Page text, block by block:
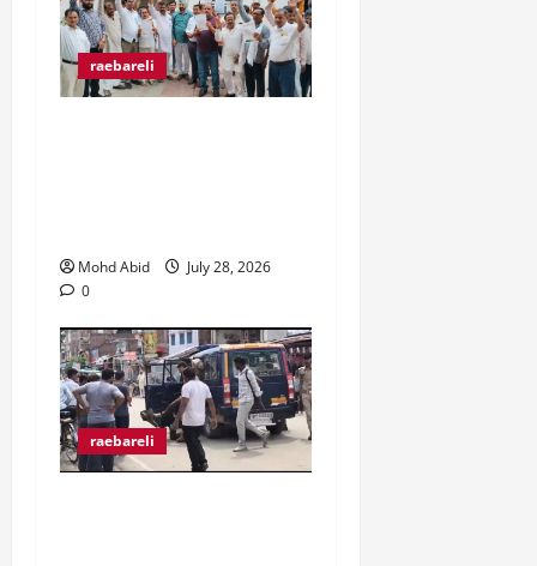
raebareli
Mohd Abid
July 28, 2026
0
raebareli